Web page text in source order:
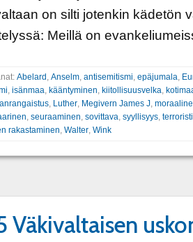
on silti jotenkin kädetön
Meillä on
Abelard Anselm, antisemitismi epäjumala
isänmaa kääntyminen kiitollisuusvelka
, Luther, Megivern James J,
seuraaminen sovittava syyllisyys, terroristi
rakastaminen Walter, Wink
Väkivaltaisen